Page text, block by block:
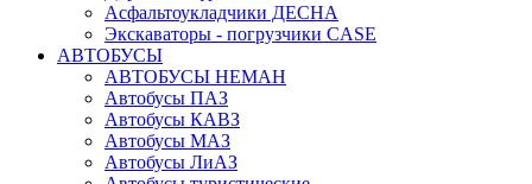
Асфальтоукладчики ДЕСНА
Экскаваторы - погрузчики CASE
АВТОБУСЫ
АВТОБУСЫ НЕМАН
Автобусы ПАЗ
Автобусы КАВЗ
Автобусы МАЗ
Автобусы ЛиАЗ